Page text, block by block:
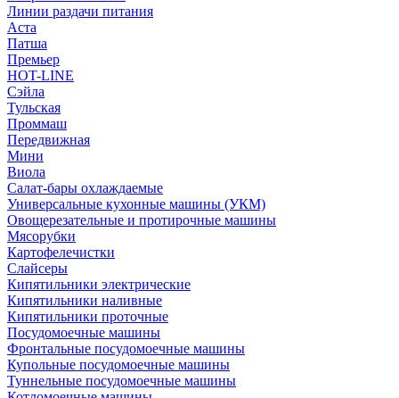
Линии раздачи питания
Аста
Патша
Премьер
HOT-LINE
Сэйла
Тульская
Проммаш
Передвижная
Мини
Виола
Салат-бары охлаждаемые
Универсальные кухонные машины (УКМ)
Овощерезательные и протирочные машины
Мясорубки
Картофелечистки
Слайсеры
Кипятильники электрические
Кипятильники наливные
Кипятильники проточные
Посудомоечные машины
Фронтальные посудомоечные машины
Купольные посудомоечные машины
Туннельные посудомоечные машины